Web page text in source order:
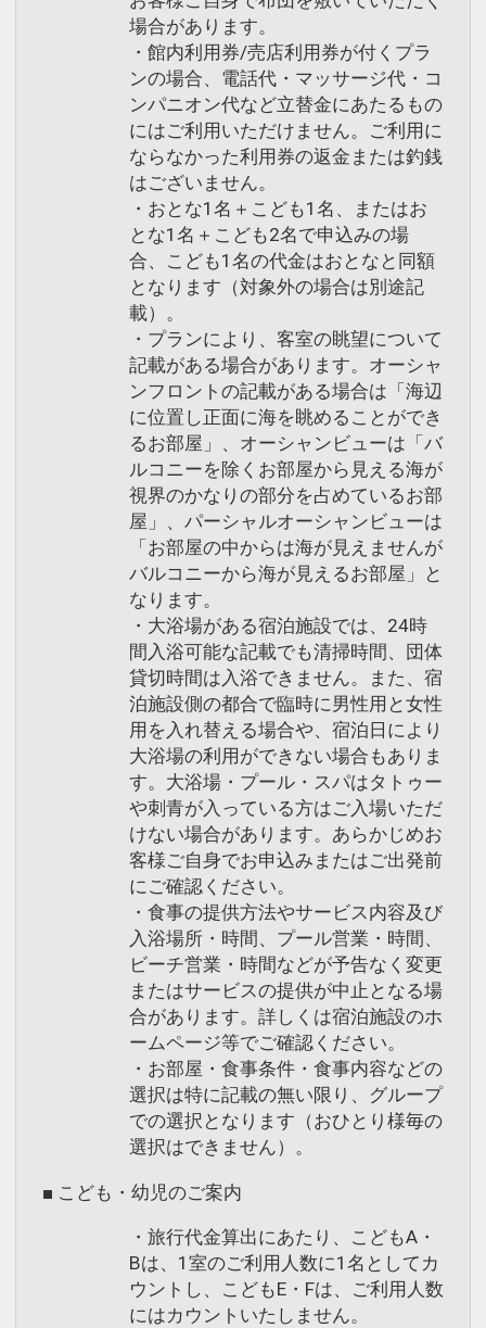
場合があります。
・館内利用券/売店利用券が付くプラ
ンの場合、電話代・マッサージ代・コ
ンパニオン代など立替金にあたるもの
にはご利用いただけません。ご利用に
ならなかった利用券の返金または釣銭
はございません。
・おとな1名＋こども1名、またはお
とな1名＋こども2名で申込みの場
合、こども1名の代金はおとなと同額
となります（対象外の場合は別途記
載）。
・プランにより、客室の眺望について
記載がある場合があります。オーシャ
ンフロントの記載がある場合は「海辺
に位置し正面に海を眺めることができ
るお部屋」、オーシャンビューは「バ
ルコニーを除くお部屋から見える海が
視界のかなりの部分を占めているお部
屋」、パーシャルオーシャンビューは
「お部屋の中からは海が見えませんが
バルコニーから海が見えるお部屋」と
なります。
・大浴場がある宿泊施設では、24時
間入浴可能な記載でも清掃時間、団体
貸切時間は入浴できません。また、宿
泊施設側の都合で臨時に男性用と女性
用を入れ替える場合や、宿泊日により
大浴場の利用ができない場合もありま
す。大浴場・プール・スパはタトゥー
や刺青が入っている方はご入場いただ
けない場合があります。あらかじめお
客様ご自身でお申込みまたはご出発前
にご確認ください。
・食事の提供方法やサービス内容及び
入浴場所・時間、プール営業・時間、
ビーチ営業・時間などが予告なく変更
またはサービスの提供が中止となる場
合があります。詳しくは宿泊施設のホ
ームページ等でご確認ください。
・お部屋・食事条件・食事内容などの
選択は特に記載の無い限り、グループ
での選択となります（おひとり様毎の
選択はできません）。
■ こども・幼児のご案内
・旅行代金算出にあたり、こどもA・
Bは、1室のご利用人数に1名としてカ
ウントし、こどもE・Fは、ご利用人数
にはカウントいたしません。